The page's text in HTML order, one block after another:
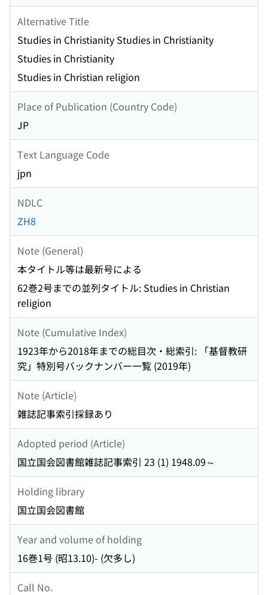
Alternative Title
Studies in Christianity Studies in Christianity
Studies in Christianity
Studies in Christian religion
Place of Publication (Country Code)
JP
Text Language Code
jpn
NDLC
ZH8
Note (General)
本タイトル等は最新号による
62巻2号までの並列タイトル: Studies in Christian
religion
Note (Cumulative Index)
1923年から2018年までの総目次・総索引: 「基督教研
究」特別号バックナンバー一覧 (2019年)
Note (Article)
雑誌記事索引採録あり
Adopted period (Article)
国立国会図書館雑誌記事索引 23 (1) 1948.09～
Holding library
国立国会図書館
Year and volume of holding
16巻1号 (昭13.10)- (欠多し)
Call No.